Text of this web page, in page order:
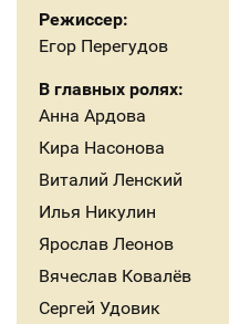
Режиссер:
Егор Перегудов
В главных ролях:
Анна Ардова
Кира Насонова
Виталий Ленский
Илья Никулин
Ярослав Леонов
Вячеслав Ковалёв
Сергей Удовик